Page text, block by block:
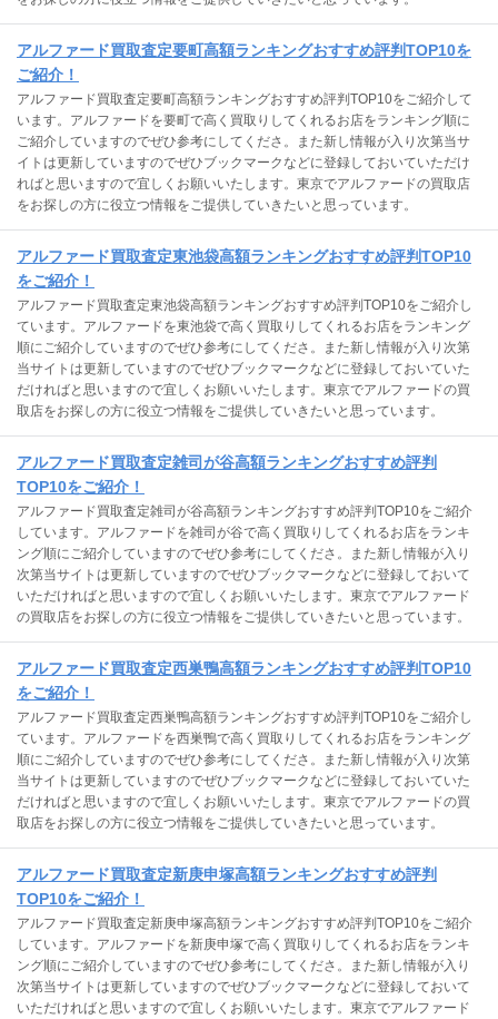
アルファード買取査定要町高額ランキングおすすめ評判TOP10を
ご紹介！
アルファード買取査定要町高額ランキングおすすめ評判TOP10をご紹介して
います。アルファードを要町で高く買取りしてくれるお店をランキング順に
ご紹介していますのでぜひ参考にしてくださ。また新し情報が入り次第当サ
イトは更新していますのでぜひブックマークなどに登録しておいていただけ
ればと思いますので宜しくお願いいたします。東京でアルファードの買取店
をお探しの方に役立つ情報をご提供していきたいと思っています。
アルファード買取査定東池袋高額ランキングおすすめ評判TOP10
をご紹介！
アルファード買取査定東池袋高額ランキングおすすめ評判TOP10をご紹介し
ています。アルファードを東池袋で高く買取りしてくれるお店をランキング
順にご紹介していますのでぜひ参考にしてくださ。また新し情報が入り次第
当サイトは更新していますのでぜひブックマークなどに登録しておいていた
だければと思いますので宜しくお願いいたします。東京でアルファードの買
取店をお探しの方に役立つ情報をご提供していきたいと思っています。
アルファード買取査定雑司が谷高額ランキングおすすめ評判
TOP10をご紹介！
アルファード買取査定雑司が谷高額ランキングおすすめ評判TOP10をご紹介
しています。アルファードを雑司が谷で高く買取りしてくれるお店をランキ
ング順にご紹介していますのでぜひ参考にしてくださ。また新し情報が入り
次第当サイトは更新していますのでぜひブックマークなどに登録しておいて
いただければと思いますので宜しくお願いいたします。東京でアルファード
の買取店をお探しの方に役立つ情報をご提供していきたいと思っています。
アルファード買取査定西巣鴨高額ランキングおすすめ評判TOP10
をご紹介！
アルファード買取査定西巣鴨高額ランキングおすすめ評判TOP10をご紹介し
ています。アルファードを西巣鴨で高く買取りしてくれるお店をランキング
順にご紹介していますのでぜひ参考にしてくださ。また新し情報が入り次第
当サイトは更新していますのでぜひブックマークなどに登録しておいていた
だければと思いますので宜しくお願いいたします。東京でアルファードの買
取店をお探しの方に役立つ情報をご提供していきたいと思っています。
アルファード買取査定新庚申塚高額ランキングおすすめ評判
TOP10をご紹介！
アルファード買取査定新庚申塚高額ランキングおすすめ評判TOP10をご紹介
しています。アルファードを新庚申塚で高く買取りしてくれるお店をランキ
ング順にご紹介していますのでぜひ参考にしてくださ。また新し情報が入り
次第当サイトは更新していますのでぜひブックマークなどに登録しておいて
いただければと思いますので宜しくお願いいたします。東京でアルファード